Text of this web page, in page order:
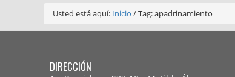
Usted está aquí: Inicio /Tag: apadrinamiento
DIRECCIÓN